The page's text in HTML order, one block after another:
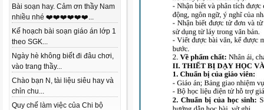
Bài soạn hay. Cảm ơn thầy Nam
nhiều nhé ❤️❤️❤️❤️❤️❤️...
Kế hoạch bài soạn giáo án lớp 1
theo SGK...
Ngày hè không biết đi đâu chơi,
vào trang thầy...
Chào bạn N, tài liệu siêu hay và
chỉn chu...
Quy chế làm việc của Chi bộ